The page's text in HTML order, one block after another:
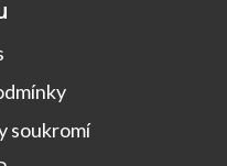
soukromí